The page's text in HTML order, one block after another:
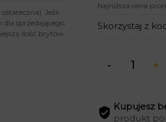
Jeśli
sprzedającego.
ilość brytów.
Najniższa cena
Skorzystaj z
Kupujesz
produkt